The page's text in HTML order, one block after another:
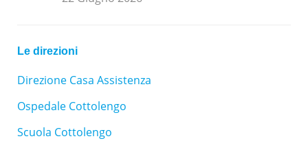
Le direzioni
Direzione Casa Assistenza
Ospedale Cottolengo
Scuola Cottolengo